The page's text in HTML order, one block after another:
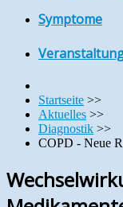
Symptome
Startseite >>
Aktuelles >>
Diagnostik >>
COPD - Neue